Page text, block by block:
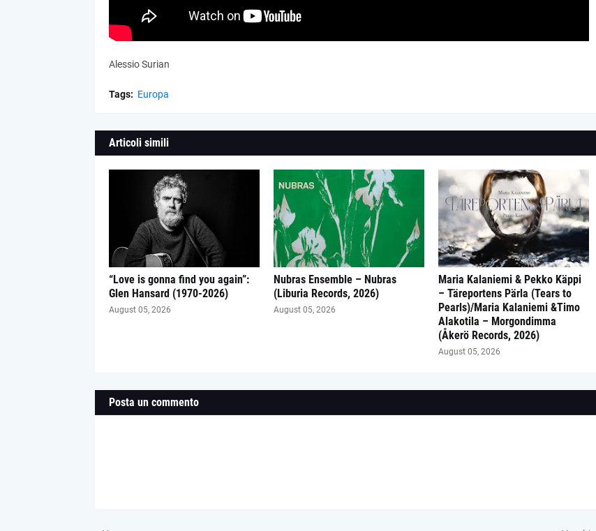
Alessio Surian
Tags: Europa
Articoli simili
“Love is gonna find you again”:
Glen Hansard (1970-2026)
August 05, 2026
Nubras Ensemble – Nubras
(Liburia Records, 2026)
August 05, 2026
Maria Kalaniemi & Pekko Käppi
– Täreportens Pärla (Tears to
Pearls)/Maria Kalaniemi &Timo
Alakotila – Morgondimma
(Åkerö Records, 2026)
August 05, 2026
Posta un commento